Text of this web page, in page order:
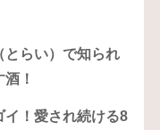
とらい）で知られ
！
イ！愛され続ける8